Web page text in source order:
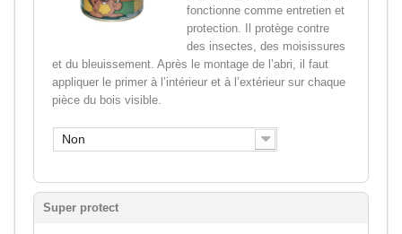
fonctionne comme entretien et
protection. Il protège contre
des insectes, des moisissures
et du bleuissement. Après le montage de l’abri, il faut
appliquer le primer à l’intérieur et à l’extérieur sur chaque
pièce du bois visible.
Non
Super protect